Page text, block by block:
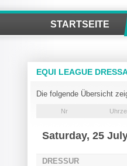
STARTSEITE
EQUI LEAGUE
Die folgende Übersicht
Nr
Saturday, 25
DRESSUR